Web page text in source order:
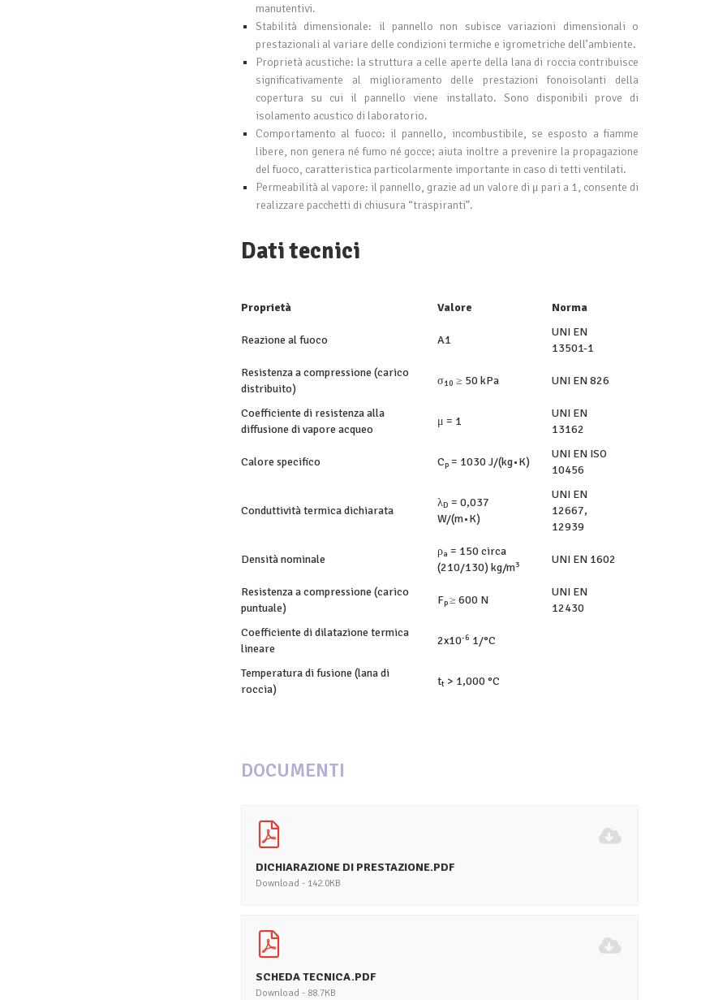
manutentivi.
Stabilità dimensionale: il pannello non subisce variazioni dimensionali o
prestazionali al variare delle condizioni termiche e igrometriche dell’ambiente.
Proprietà acustiche: la struttura a celle aperte della lana di roccia contribuisce
significativamente al miglioramento delle prestazioni fonoisolanti della
copertura su cui il pannello viene installato. Sono disponibili prove di
isolamento acustico di laboratorio.
Comportamento al fuoco: il pannello, incombustibile, se esposto a fiamme
libere, non genera né fumo né gocce; aiuta inoltre a prevenire la propagazione
del fuoco, caratteristica particolarmente importante in caso di tetti ventilati.
Permeabilità al vapore: il pannello, grazie ad un valore di μ pari a 1, consente di
realizzare pacchetti di chiusura “traspiranti”.
Dati tecnici
Proprietà Valore Norma
Reazione al fuoco A1
UNI EN
13501-1
Resistenza a compressione (carico
distribuito)
σ10 ≥ 50 kPa UNI EN 826
Coefficiente di resistenza alla
diffusione di vapore acqueo
μ = 1
UNI EN
13162
Calore specifico Cp = 1030 J/(kg•K)
UNI EN ISO
10456
Conduttività termica dichiarata
λD = 0,037
W/(m•K)
UNI EN
12667,
12939
Densità nominale
ρa = 150 circa
(210/130) kg/m3 UNI EN 1602
Resistenza a compressione (carico
puntuale)
Fp≥ 600 N
UNI EN
12430
Coefficiente di dilatazione termica
lineare
2x10-6 1/°C
Temperatura di fusione (lana di
roccia)
tt > 1,000 °C
DOCUMENTI
DICHIARAZIONE DI PRESTAZIONE.PDF
Download - 142.0KB
SCHEDA TECNICA.PDF
Download - 88.7KB